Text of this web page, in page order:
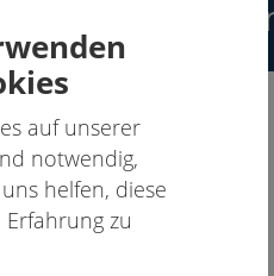
auf unserer
notwendig,
helfen, diese
zu
Psych.
Kontakt